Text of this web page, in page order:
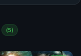
(5)